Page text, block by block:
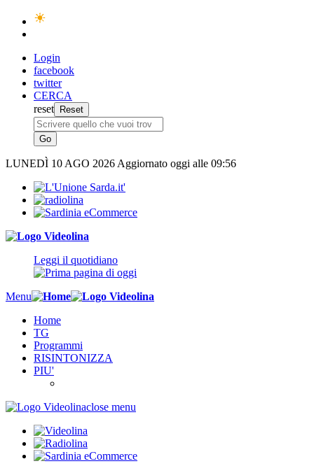
Login
facebook
twitter
CERCA
reset
LUNEDÌ 10 AGO 2026 Aggiornato oggi alle 09:56
Leggi il quotidiano
Menu
Home
TG
Programmi
RISINTONIZZA
PIU'
close menu